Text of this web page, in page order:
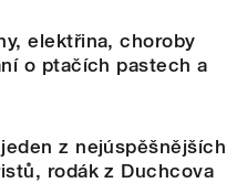
elektřina, choroby
o ptačích pastech a
z nejúspěšnějších
rodák z Duchcova